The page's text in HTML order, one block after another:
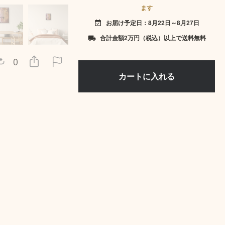
0
ます
event_available お届け予定日：8月22日～8月27日
local_shipping 合計金額2万円（税込）以上で送料無料